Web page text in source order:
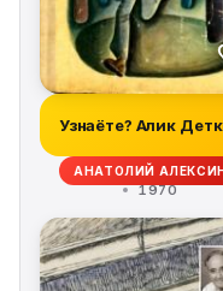
Узнаёте? Алик
АНАТОЛИЙ
1970